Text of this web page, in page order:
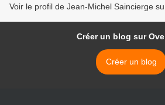
Voir le profil de Jean-Michel Saincierge
Créer un blog sur
Créer un blog